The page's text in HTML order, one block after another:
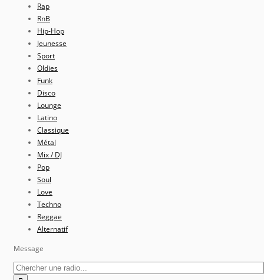
Rap
RnB
Hip-Hop
Jeunesse
Sport
Oldies
Funk
Disco
Lounge
Latino
Classique
Métal
Mix / DJ
Pop
Soul
Love
Techno
Reggae
Alternatif
Message